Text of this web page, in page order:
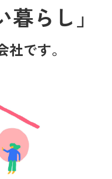
暮らし」
です。